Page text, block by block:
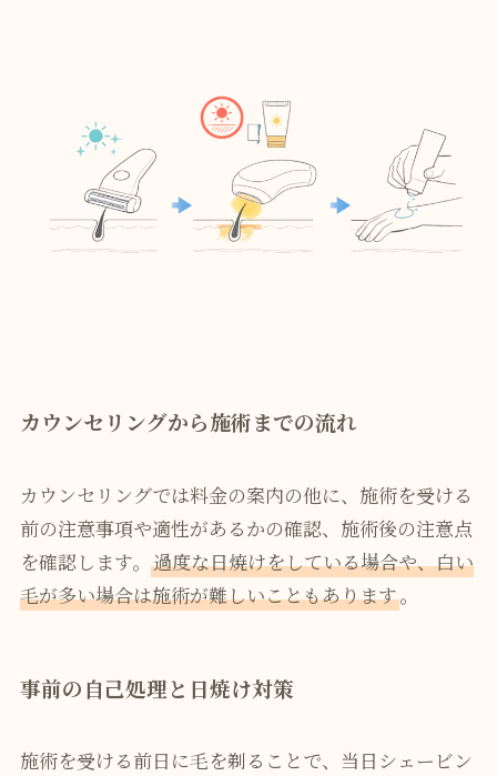
カウンセリングから施術までの流れ
カウンセリングでは料金の案内の他に、施術を受ける
前の注意事項や適性があるかの確認、施術後の注意点
を確認します。 過度な日焼けをしている場合や、白い
毛が多い場合は施術が難しいこともあります。
事前の自己処理と日焼け対策
施術を受ける前日に毛を剃ることで、当日シェービン